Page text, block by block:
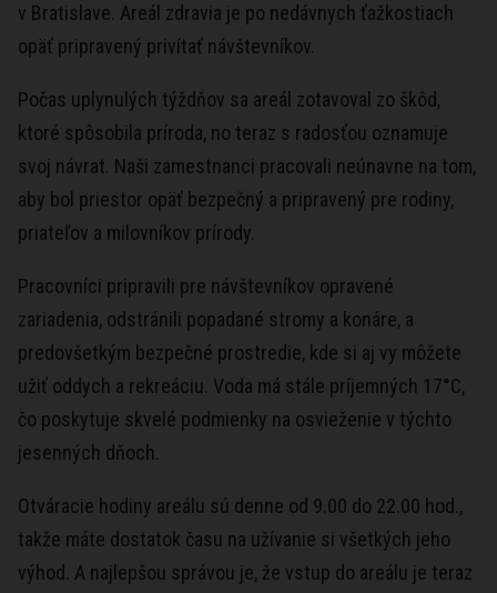
v Bratislave. Areál zdravia je po nedávnych ťažkostiach
opäť pripravený privítať návštevníkov.
Počas uplynulých týždňov sa areál zotavoval zo škôd,
ktoré spôsobila príroda, no teraz s radosťou oznamuje
svoj návrat. Naši zamestnanci pracovali neúnavne na tom,
aby bol priestor opäť bezpečný a pripravený pre rodiny,
priateľov a milovníkov prírody.
Pracovníci pripravili pre návštevníkov opravené
zariadenia, odstránili popadané stromy a konáre, a
predovšetkým bezpečné prostredie, kde si aj vy môžete
užiť oddych a rekreáciu. Voda má stále príjemných 17°C,
čo poskytuje skvelé podmienky na osvieženie v týchto
jesenných dňoch.
Otváracie hodiny areálu sú denne od 9.00 do 22.00 hod.,
takže máte dostatok času na užívanie si všetkých jeho
výhod. A najlepšou správou je, že vstup do areálu je teraz